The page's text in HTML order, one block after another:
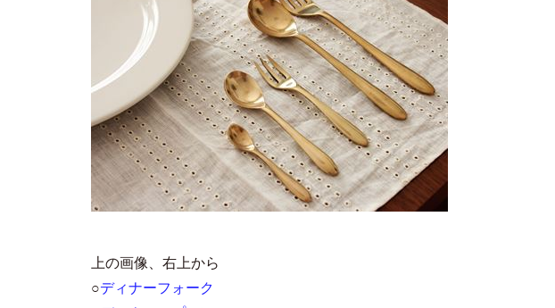
上の画像、右上から
○ディナーフォーク